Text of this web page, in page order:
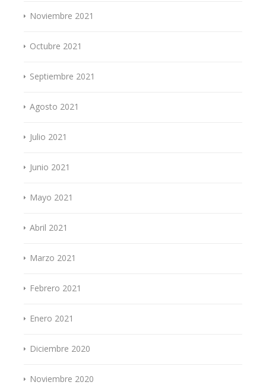
Noviembre 2021
Octubre 2021
Septiembre 2021
Agosto 2021
Julio 2021
Junio 2021
Mayo 2021
Abril 2021
Marzo 2021
Febrero 2021
Enero 2021
Diciembre 2020
Noviembre 2020